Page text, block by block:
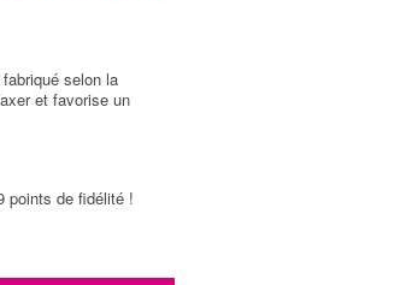
selon la
et favorise un
points de fidélité !